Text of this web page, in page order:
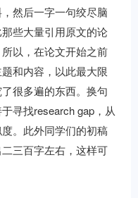
然后一字一句绞尽脑
些大量引用原文的论
以，在论文开始之前
和内容，以此最大限
很多遍的东西。换句
寻找research gap，从
。此外同学们的初稿
三百字左右，这样可